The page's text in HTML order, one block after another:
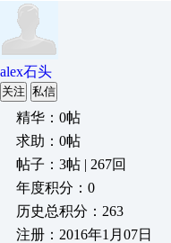
alex石头
关注 私信
精华：0帖
求助：0帖
帖子：3帖 | 267回
年度积分：0
历史总积分：263
注册：2016年1月07日